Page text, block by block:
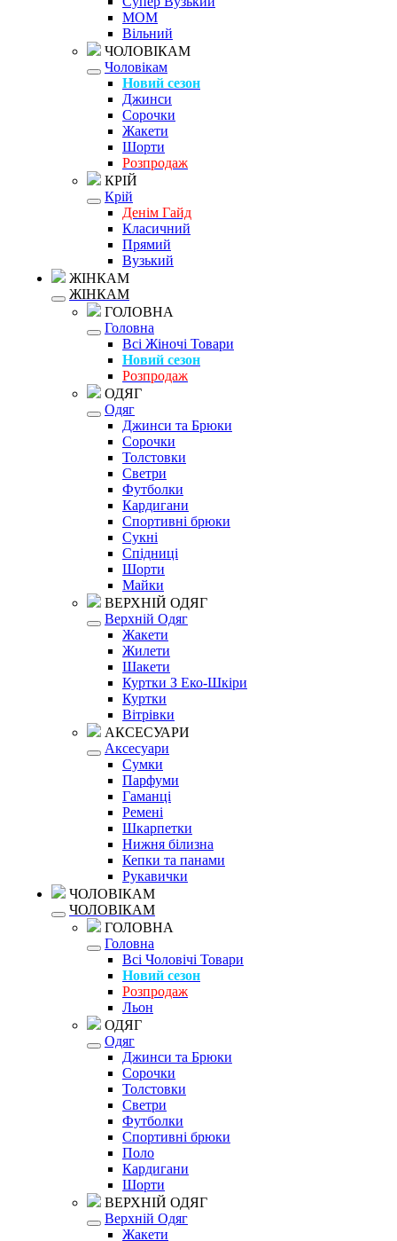
MOM
Вільний
ЧОЛОВІКАМ
Чоловікам
Новий сезон
Джинси
Сорочки
Жакети
Шорти
Розпродаж
КРІЙ
Крій
Денім Гайд
Класичний
Прямий
Вузький
ЖІНКАМ
ЖІНКАМ
ГОЛОВНА
Головна
Всі Жіночі Товари
Новий сезон
Розпродаж
ОДЯГ
Одяг
Джинси та Брюки
Сорочки
Толстовки
Светри
Футболки
Кардигани
Спортивні брюки
Сукні
Спідниці
Шорти
Майки
ВЕРХНІЙ ОДЯГ
Верхній Одяг
Жакети
Жилети
Шакети
Куртки З Еко-Шкіри
Куртки
Вітрівки
АКСЕСУАРИ
Аксесуари
Сумки
Парфуми
Гаманці
Ремені
Шкарпетки
Нижня білизна
Кепки та панами
Рукавички
ЧОЛОВІКАМ
ЧОЛОВІКАМ
ГОЛОВНА
Головна
Всі Чоловічі Товари
Новий сезон
Розпродаж
Льон
ОДЯГ
Одяг
Джинси та Брюки
Сорочки
Толстовки
Светри
Футболки
Спортивні брюки
Поло
Кардигани
Шорти
ВЕРХНІЙ ОДЯГ
Верхній Одяг
Жакети